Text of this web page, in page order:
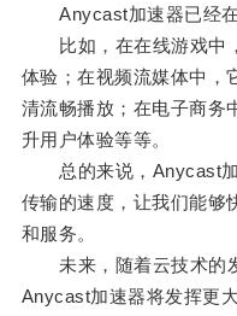
Anycast加速器已经在
比如，在在线游戏中，
体验；在视频流媒体中，
清流畅播放；在电子商务
升用户体验等等。
总的来说，Anycast加
传输的速度，让我们能够
和服务。
未来，随着云技术的发
Anycast加速器将发挥更